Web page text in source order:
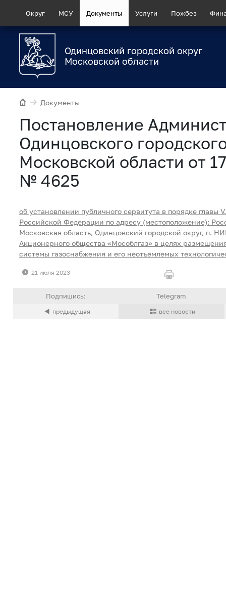
Округ МСУ Документы Услуги Пожбез
Одинцовский городской округ
Московской области
Документы
Постановление
Одинцовского
Московской области от
№ 4625
об установлении публичного сервитута в порядке главы
Российской Федерации по адресу (местоположение):
Московская область, Одинцовский городской округ, п.
Акционерного общества «Мособлгаз» в целях
системы газоснабжения и его неотъемлемых
21 июля 2023